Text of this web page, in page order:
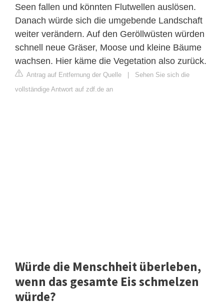
Seen fallen und könnten Flutwellen auslösen.
Danach würde sich die umgebende Landschaft
weiter verändern. Auf den Geröllwüsten würden
schnell neue Gräser, Moose und kleine Bäume
wachsen. Hier käme die Vegetation also zurück.
Antrag auf Entfernung der Quelle | Sehen Sie sich die
vollständige Antwort auf zdf.de an
Würde die Menschheit überleben,
wenn das gesamte Eis schmelzen
würde?